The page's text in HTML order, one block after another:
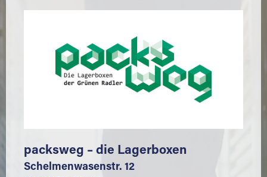
packsweg – die Lagerboxen
Schelmenwasenstr. 12